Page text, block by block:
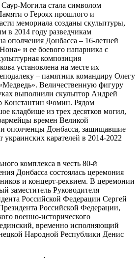
Могила стала символом
о Героях прошлого и
мемориала созданы скульптуры,
в 2014 году разведчикам
ополчения Донбасса – 16-летней
и ее боевого напарника с
композиция
установлена на месте их
– памятник командиру Олегу
Величественную фигуру
выполнили скульптор Андрей
Константин Фомин. Рядом
кладбище из трех десятков могил,
времен Великой
ополченцы Донбасса, защищавшие
карателей в 2014-2022
комплекса в честь 80-й
Донбасса состоялась церемония
и концерт-реквием. В церемонии
заместитель Руководителя
Российской Федерации Сергей
Российской Федерации,
военно-исторического
временно исполняющий
Народной Республики Денис